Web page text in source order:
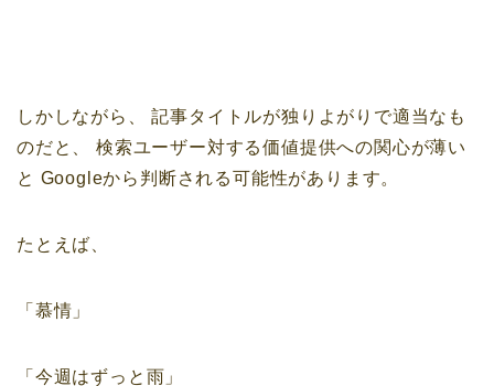
しかしながら、
記事タイトルが独りよがりで適当なも
のだと、
検索ユーザー対する価値提供への関心が薄い
と Googleから判断される可能性があります。
たとえば、
「慕情」
「今週はずっと雨」